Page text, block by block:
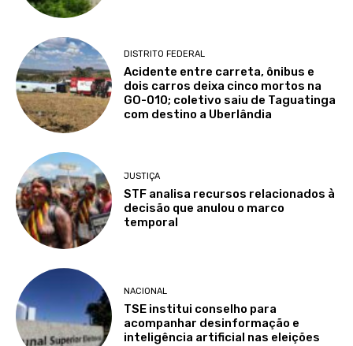
DISTRITO FEDERAL
Acidente entre carreta, ônibus e
dois carros deixa cinco mortos na
GO-010; coletivo saiu de Taguatinga
com destino a Uberlândia
JUSTIÇA
STF analisa recursos relacionados à
decisão que anulou o marco
temporal
NACIONAL
TSE institui conselho para
acompanhar desinformação e
inteligência artificial nas eleições